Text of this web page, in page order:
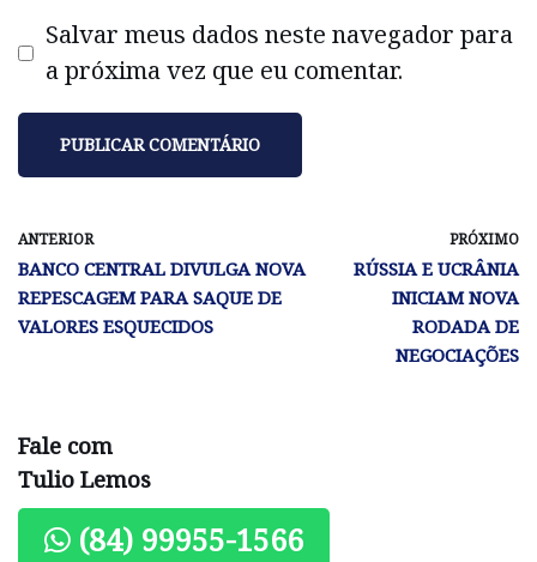
Salvar meus dados neste navegador para
a próxima vez que eu comentar.
ANTERIOR
BANCO CENTRAL DIVULGA NOVA
REPESCAGEM PARA SAQUE DE
VALORES ESQUECIDOS
PRÓXIMO
RÚSSIA E UCRÂNIA
INICIAM NOVA
RODADA DE
NEGOCIAÇÕES
Fale com
Tulio Lemos
(84) 99955-1566